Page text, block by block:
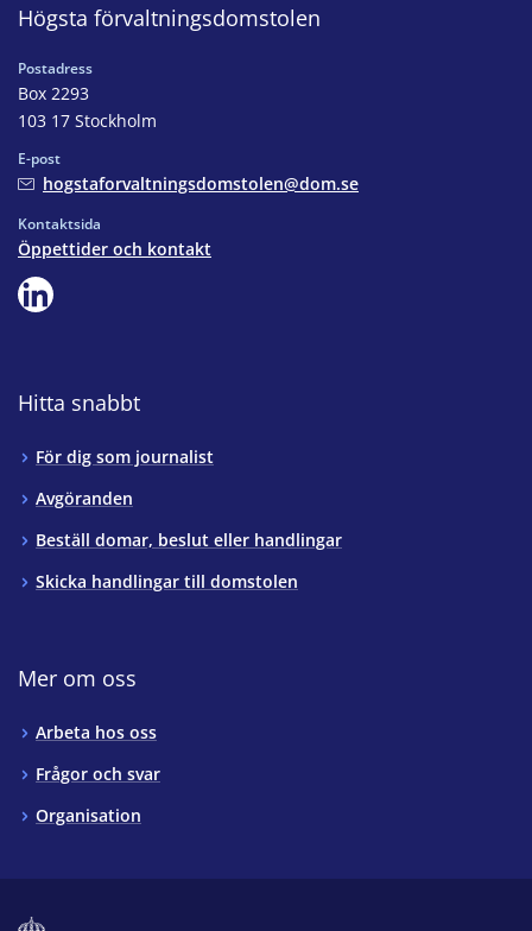
Högsta förvaltningsdomstolen
Postadress
Box 2293
103 17 Stockholm
E-post
hogstaforvaltningsdomstolen@dom.se
Kontaktsida
Öppettider och kontakt
Hitta snabbt
För dig som journalist
Avgöranden
Beställ domar, beslut eller handlingar
Skicka handlingar till domstolen
Mer om oss
Arbeta hos oss
Frågor och svar
Organisation